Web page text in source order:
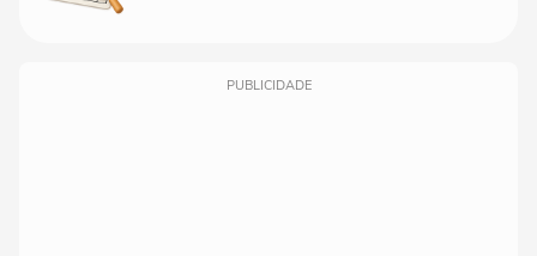
PUBLICIDADE